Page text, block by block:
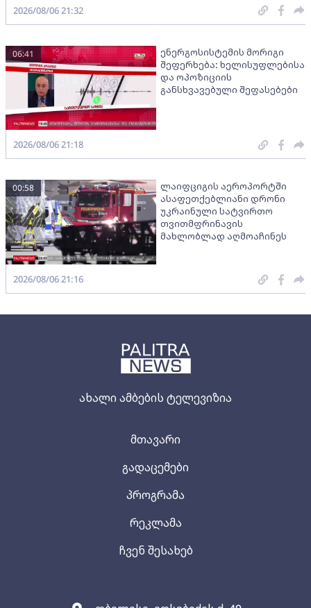
ახალი ამბების ტელევიზია
მთავარი
გადაცემები
პროგრამა
რეკლამა
ჩვენ შესახებ
2026/08/06 21:32
ენერგოსისტემის მორიგი
შეფერხება: ხელისუფლებისა
და ოპოზიციის
განსხვავებული შეფასებები
06:41
2026/08/06 21:18
ლაიფციგის აეროპორტში
ასაფეთქებლიანი დრონი
უკრაინული სატვირთო
თვითმფრინავის
მახლობლად აღმოაჩინეს
00:58
2026/08/06 21:16